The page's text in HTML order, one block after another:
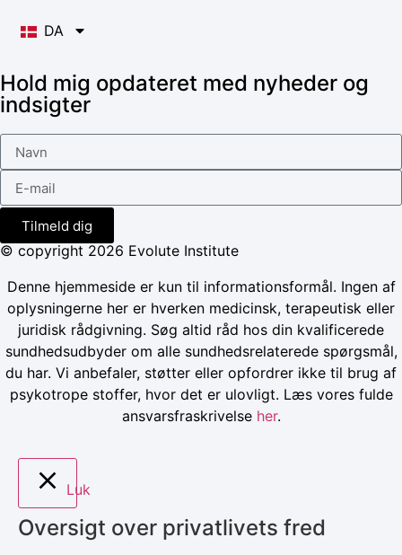
DA
Hold mig opdateret med nyheder og
indsigter
Tilmeld dig
© copyright 2026 Evolute Institute
Denne hjemmeside er kun til informationsformål. Ingen af
oplysningerne her er hverken medicinsk, terapeutisk eller
juridisk rådgivning. Søg altid råd hos din kvalificerede
sundhedsudbyder om alle sundhedsrelaterede spørgsmål,
du har. Vi anbefaler, støtter eller opfordrer ikke til brug af
psykotrope stoffer, hvor det er ulovligt. Læs vores fulde
ansvarsfraskrivelse her.
Luk
Oversigt over privatlivets fred